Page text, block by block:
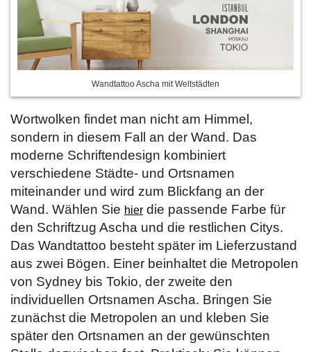
Wandtattoo Ascha mit Weltstädten
Wortwolken findet man nicht am Himmel,
sondern in diesem Fall an der Wand. Das
moderne Schriftendesign kombiniert
verschiedene Städte- und Ortsnamen
miteinander und wird zum Blickfang an der
Wand. Wählen Sie hier die passende Farbe für
den Schriftzug Ascha und die restlichen Citys.
Das Wandtattoo besteht später im Lieferzustand
aus zwei Bögen. Einer beinhaltet die Metropolen
von Sydney bis Tokio, der zweite den
individuellen Ortsnamen Ascha. Bringen Sie
zunächst die Metropolen an und kleben Sie
später den Ortsnamen an der gewünschten